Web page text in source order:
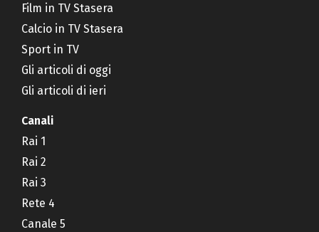
Film in TV Stasera
Calcio in TV Stasera
Sport in TV
Gli articoli di oggi
Gli articoli di ieri
Canali
Rai 1
Rai 2
Rai 3
Rete 4
Canale 5